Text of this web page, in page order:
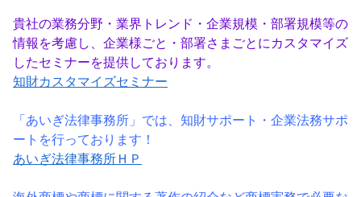
貴社の業務分野・業界トレンド・企業規模・部署規模等の
情報を考慮し、企業様ごと・部署さまごとにカスタマイズ
したセミナーを提供しております。
知財カスタマイズセミナー
「あいぎ法律事務所」では、知財サポート・企業法務サポ
ートを行っております！
あいぎ法律事務所ＨＰ